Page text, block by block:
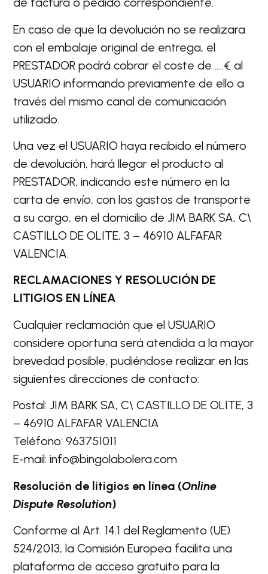
En caso de que la devolución no se realizara
con el embalaje original de entrega, el
PRESTADOR podrá cobrar el coste de …..€ al
USUARIO informando previamente de ello a
través del mismo canal de comunicación
utilizado.
Una vez el USUARIO haya recibido el número
de devolución, hará llegar el producto al
PRESTADOR, indicando este número en la
carta de envío, con los gastos de transporte
a su cargo, en el domicilio de JIM BARK SA, C\
CASTILLO DE OLITE, 3 – 46910 ALFAFAR
VALENCIA.
RECLAMACIONES Y RESOLUCIÓN DE
LITIGIOS EN LÍNEA
Cualquier reclamación que el USUARIO
considere oportuna será atendida a la mayor
brevedad posible, pudiéndose realizar en las
siguientes direcciones de contacto:
Postal: JIM BARK SA, C\ CASTILLO DE OLITE, 3
– 46910 ALFAFAR VALENCIA
Teléfono: 963751011
E-mail: info@bingolabolera.com
Resolución de litigios en línea (Online
Dispute Resolution)
Conforme al Art. 14.1 del Reglamento (UE)
524/2013, la Comisión Europea facilita una
plataforma de acceso gratuito para la